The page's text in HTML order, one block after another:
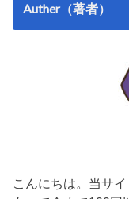
Auther（著者）
こんにちは。当サ